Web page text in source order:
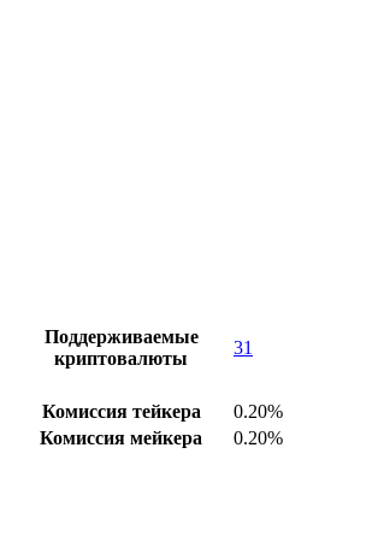
Поддерживаемые
криптовалюты
31
Комиссия тейкера
0.20%
Комиссия мейкера
0.20%